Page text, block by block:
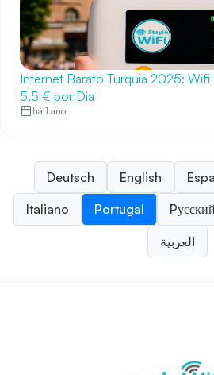
Internet Barato Turquia 2025: Wifi
5,5 € por Dia
há 1 ano
Deutsch English
Italiano
Portugal Pусский
العربية